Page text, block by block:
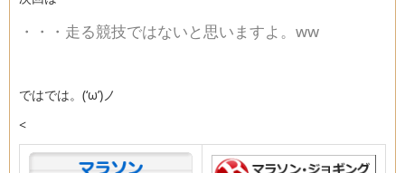
・・・走る競技ではないと思いますよ。ww
ではでは。(‘ω’)ノ
<